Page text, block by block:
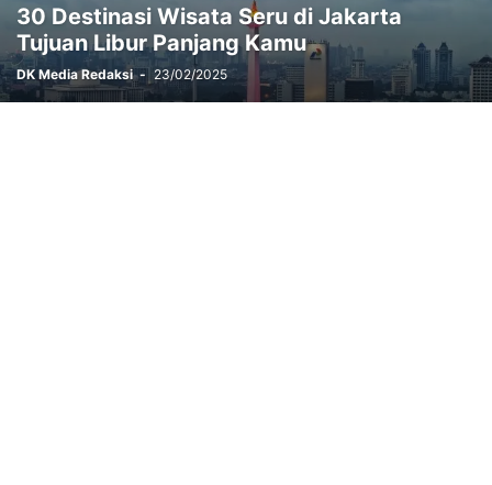
POLITIK REJANG LEBONG SELUMA STUNTING TEDDY RAHMAN
TEKNOLOGI WISATA
30 Destinasi Wisata Seru di Jakarta
Tujuan Libur Panjang Kamu
DK Media Redaksi - 23/02/2025